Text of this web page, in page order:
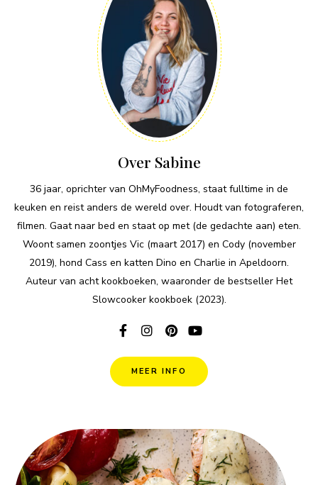
Over Sabine
36 jaar, oprichter van OhMyFoodness, staat fulltime in de
keuken en reist anders de wereld over. Houdt van fotograferen,
filmen. Gaat naar bed en staat op met (de gedachte aan) eten.
Woont samen zoontjes Vic (maart 2017) en Cody (november
2019), hond Cass en katten Dino en Charlie in Apeldoorn.
Auteur van acht kookboeken, waaronder de bestseller Het
Slowcooker kookboek (2023).
MEER INFO